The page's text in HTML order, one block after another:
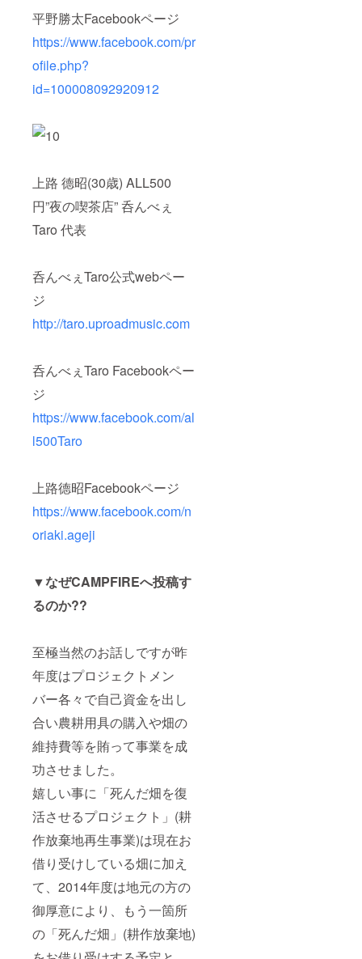
平野勝太Facebookページ
https://www.facebook.com/pr
ofile.php?
id=100008092920912
上路 德昭(30歳) ALL500
円”夜の喫茶店” 呑んべぇ
Taro 代表
呑んべぇTaro公式webペー
ジ
http://taro.uproadmusic.com
呑んべぇTaro Facebookペー
ジ
https://www.facebook.com/al
l500Taro
上路德昭Facebookページ
https://www.facebook.com/n
oriaki.ageji
▼なぜCAMPFIREへ投稿す
るのか??
至極当然のお話しですが昨
年度はプロジェクトメン
バー各々で自己資金を出し
合い農耕用具の購入や畑の
維持費等を賄って事業を成
功させました。
嬉しい事に「死んだ畑を復
活させるプロジェクト」(耕
作放棄地再生事業)は現在お
借り受けしている畑に加え
て、2014年度は地元の方の
御厚意により、もう一箇所
の「死んだ畑」(耕作放棄地)